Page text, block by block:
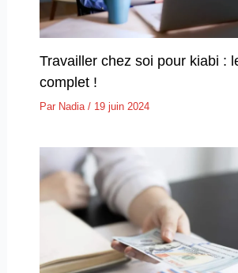
Travailler chez soi pour kiabi :
complet !
Par Nadia / 19 juin 2024